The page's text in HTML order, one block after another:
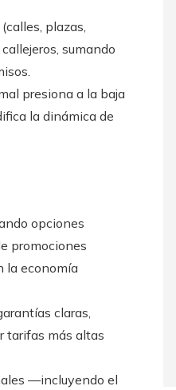
plazas,
sumando
presiona a la baja
la dinámica de
opciones
promociones
la economía
claras,
tarifas más altas
—incluyendo el